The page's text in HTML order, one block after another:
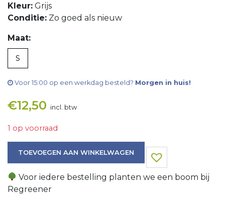
Kleur: Grijs
Conditie: Zo goed als nieuw
Maat:
S
Voor 15:00 op een werkdag besteld? Morgen in huis!
€12,50 incl. btw
1 op voorraad
TOEVOEGEN AAN WINKELWAGEN
Voor iedere bestelling planten we een boom bij
Regreener